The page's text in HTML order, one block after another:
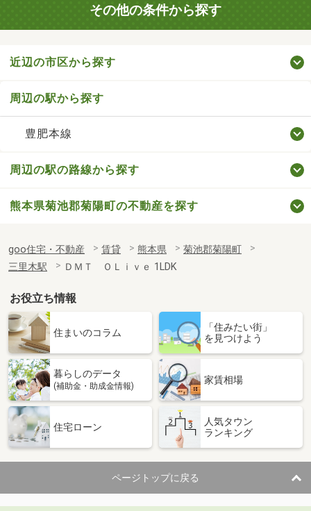
その他の条件から探す
近辺の市区から探す
周辺の駅から探す
豊肥本線
周辺の駅の路線から探す
熊本県菊池郡菊陽町の不動産を探す
goo住宅・不動産 賃貸 熊本県
菊池郡菊陽町
三里木駅
ＤＭＴ ＯＬｉｖｅ 1LDK
お役立ち情報
住まいのコラム
「住みたい街」
を見つけよう
暮らしのデータ
(補助金・助成金情報)
家賃相場
住宅ローン
人気タウン
ランキング
ページトップに戻る